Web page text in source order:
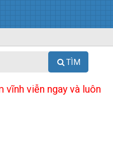
TÌM
viễn ngay và luôn